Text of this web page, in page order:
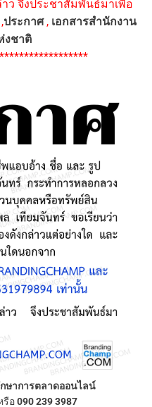
ว จึงประชาสัมพันธ์มาเพื่อ
,ประกาศ, เอกสารสำนักงาน
งชาติ
ษาการตลาดออนไลน์
อ090 239 3987